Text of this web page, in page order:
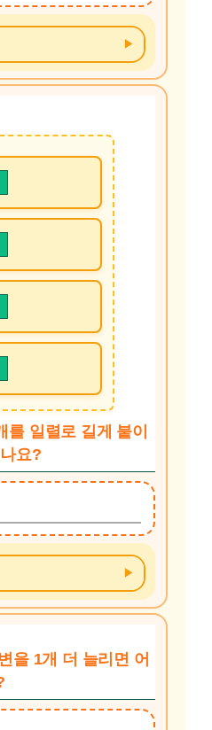
를 일렬로 길게 붙이
요?
을 1개 더 늘리면 어